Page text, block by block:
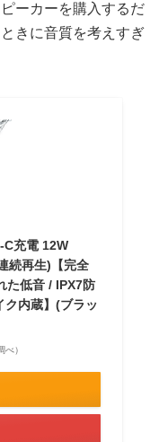
ーカーを購入するだ
きに音質を考えすぎ
充電 12W
続再生)【完全
た低音 / IPX7防
ク内蔵】(ブラッ
）